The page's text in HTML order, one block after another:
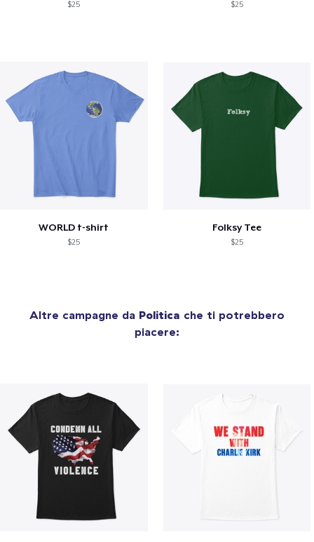
$25 $25
WORLD t-shirt
$25
Folksy Tee
$25
Altre campagne da Politica che ti potrebbero
piacere: